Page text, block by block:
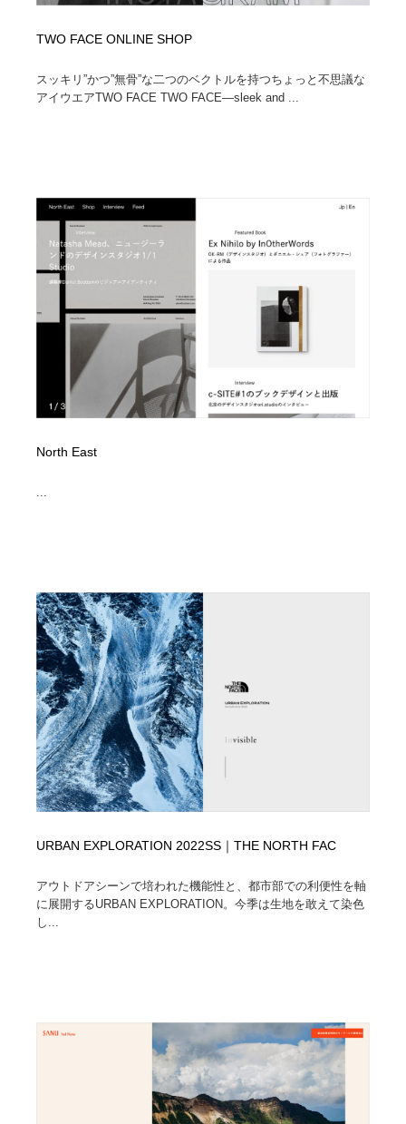
TWO FACE ONLINE SHOP
スッキリ”かつ”無骨”な二つのベクトルを持つちょっと不思議な
アイウエアTWO FACE TWO FACE—sleek and ...
North East
URBAN EXPLORATION 2022SS｜THE NORTH FAC
アウトドアシーンで培われた機能性と、都市部での利便性を軸
に展開するURBAN EXPLORATION。今季は生地を敢えて染色
し...